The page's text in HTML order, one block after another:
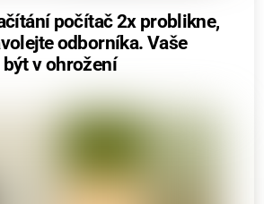
počítač 2x problikne,
odborníka. Vaše
v ohrožení